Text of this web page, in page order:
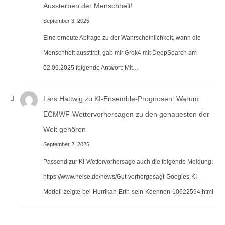
Aussterben der Menschheit!
September 3, 2025
Eine erneute Abfrage zu der Wahrscheinlichkeit, wann die
Menschheit ausstirbt, gab mir Grok4 mit DeepSearch am
02.09.2025 folgende Antwort: Mit…
Lars Hattwig zu KI-Ensemble-Prognosen: Warum
ECMWF-Wettervorhersagen zu den genauesten der
Welt gehören
September 2, 2025
Passend zur KI-Wettervorhersage auch die folgende Meldung:
https://www.heise.de/news/Gut-vorhergesagt-Googles-KI-
Modell-zeigte-bei-Hurrikan-Erin-sein-Koennen-10622594.html